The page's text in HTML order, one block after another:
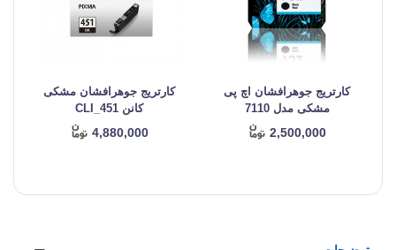
کارتریج جوهرافشان اچ پی
مشکی مدل 7110
2,500,000
کارتریج جوهرافشان مشکی
کانن CLI_451
4,880,000